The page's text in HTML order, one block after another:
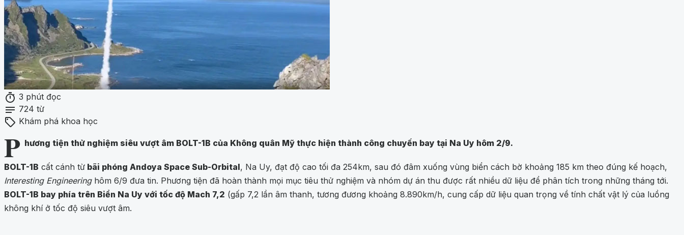
timer 3 phút đọc
notes 724 từ
sell Khám phá khoa học
P hương tiện thử nghiệm siêu vượt âm BOLT-1B của Không quân Mỹ thực hiện thành công chuyến bay tại Na Uy hôm 2/9.
BOLT-1B cất cánh từ bãi phóng Andoya Space Sub-Orbital, Na Uy, đạt độ cao tối đa 254km, sau đó đâm xuống vùng biển cách bờ khoảng 185 km theo đúng kế hoạch,
Interesting Engineeringhôm 6/9 đưa tin. Phương tiện đã hoàn thành mọi mục tiêu thử nghiệm và nhóm dự án thu được rất nhiều dữ liệu để phân tích trong những tháng tới.
BOLT-1B bay phía trên Biển Na Uy với tốc độ Mach 7,2 (gấp 7,2 lần âm thanh, tương đương khoảng 8.890km/h, cung cấp dữ liệu quan trọng về tính chất vật lý của luồng
không khí ở tốc độ siêu vượt âm.